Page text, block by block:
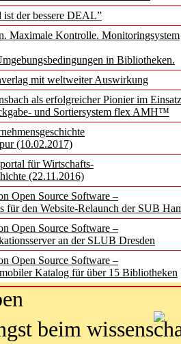
der bessere DEAL”
Maximale Kontrolle. Monitoringsystem
in Bibliotheken.
mit weltweiter Auswirkung
als erfolgreicher Pionier im
und Sortiersystem flex AMH™
(10.02.2017)
für Wirtschafts-
(22.11.2016)
Open Source Software –
für den Website-Relaunch der SUB
Open Source Software –
an der SLUB Dresden
Open Source Software –
Katalog für über 15 Bibliotheken
von
Welt
Infrastruktur
bis
in der
unterwegs
Social Media
beim